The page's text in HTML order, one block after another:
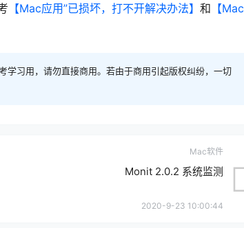
【Mac应用”已损坏，打不开解决办法】 和 【Mac
学习用，请勿直接商用。若由于商用引起版权纠纷，一切
Mac软件
Monit 2.0.2 系统监测
2020-9-23 10:00:44